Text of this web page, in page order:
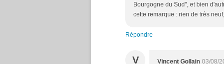
Bourgogne du Sud", et bien
cette remarque : rien de très
Répondre
V Vincent Gollain 03/08/